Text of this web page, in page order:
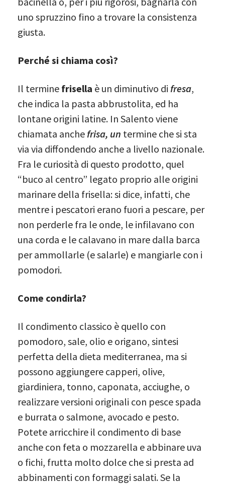
uno spruzzino fino a trovare la consistenza
giusta.
Perché si chiama così?
Il termine frisella è un diminutivo di fresa,
che indica la pasta abbrustolita, ed ha
lontane origini latine. In Salento viene
chiamata anche frisa, un termine che si sta
via via diffondendo anche a livello nazionale.
Fra le curiosità di questo prodotto, quel
“buco al centro” legato proprio alle origini
marinare della frisella: si dice, infatti, che
mentre i pescatori erano fuori a pescare, per
non perderle fra le onde, le infilavano con
una corda e le calavano in mare dalla barca
per ammollarle (e salarle) e mangiarle con i
pomodori.
Come condirla?
Il condimento classico è quello con
pomodoro, sale, olio e origano, sintesi
perfetta della dieta mediterranea, ma si
possono aggiungere capperi, olive,
giardiniera, tonno, caponata, acciughe, o
realizzare versioni originali con pesce spada
e burrata o salmone, avocado e pesto.
Potete arricchire il condimento di base
anche con feta o mozzarella e abbinare uva
o fichi, frutta molto dolce che si presta ad
abbinamenti con formaggi salati. Se la